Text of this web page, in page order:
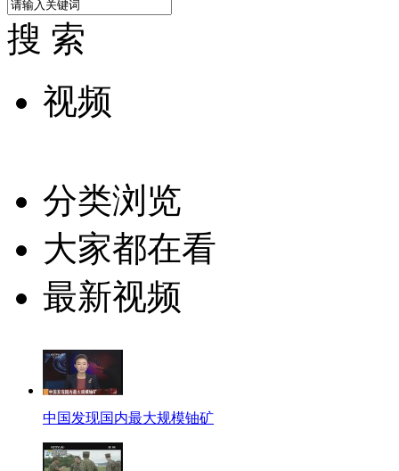
搜 索
视频
分类浏览
大家都在看
最新视频
中国发现国内最大规模铀矿